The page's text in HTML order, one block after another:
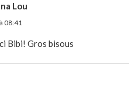
Lou
08:41
Bibi! Gros bisous